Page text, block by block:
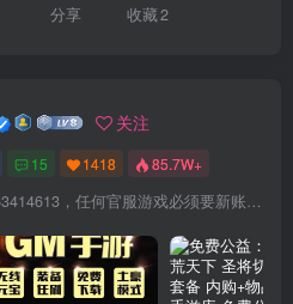
分享 收藏2
关注
15 1418 85.7W+
站长微信:hu863414613，任何官服游戏必须要新账号注册！充值前记得找我审核账号!